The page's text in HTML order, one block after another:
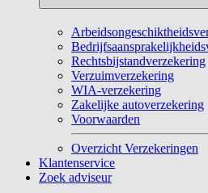
Rechtsbijstandverzekering
Verzuimverzekering
WIA-verzekering
Zakelijke autoverzekering
Voorwaarden
Overzicht Verzekeringen
Klantenservice
Zoek adviseur